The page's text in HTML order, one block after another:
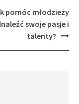
pomóc młodzieży
swoje pasje i
talenty?